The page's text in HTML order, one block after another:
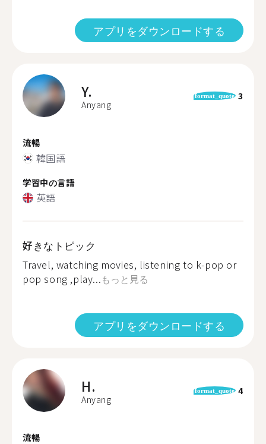
アプリをダウンロードする
Y.
Anyang
format_quote 3
流暢
韓国語
学習中の言語
英語
好きなトピック
Travel, watching movies, listening to k-pop or
pop song ,play...もっと見る
アプリをダウンロードする
H.
Anyang
format_quote 4
流暢